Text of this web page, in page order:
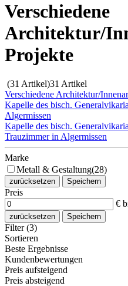
Verschiedene
Architektur/
Projekte
(31 Artikel)31 Artikel
Verschiedene Architektur/
Kapelle des bisch.
Algermissen
Kapelle des bisch.
Trauzimmer in Algermissen
Marke
Metall & Gestaltung(28)
zurücksetzen Speichern
Preis
€
zurücksetzen Speichern
Filter (3)
Sortieren
Beste Ergebnisse
Kundenbewertungen
Preis aufsteigend
Preis absteigend